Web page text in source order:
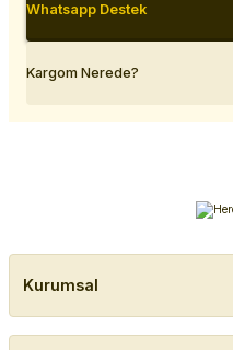
Whatsapp Destek
Kargom Nerede?
Kurumsal